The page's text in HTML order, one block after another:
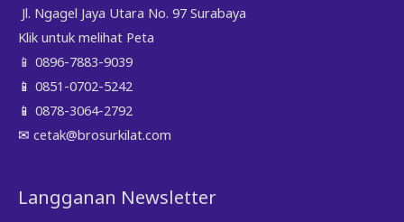
Jl. Ngagel Jaya Utara No. 97 Surabaya
Klik untuk melihat Peta
📱 0896-7883-9039
📱 0851-0702-5242
📱 0878-3064-2792
✉ cetak@brosurkilat.com
Langganan Newsletter